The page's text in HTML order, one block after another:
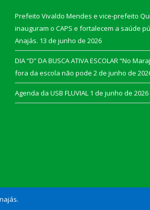
Prefeito Vivaldo Mendes e vice-prefeito
inauguram o CAPS e fortalecem a saúde
Anajás. 13 de junho de 2026
DIA “D” DA BUSCA ATIVA ESCOLAR “No
fora da escola não pode 2 de junho de
Agenda da USB FLUVIAL 1 de junho de 2026